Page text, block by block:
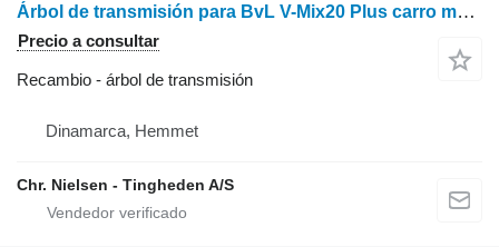
Árbol de transmisión para BvL V-Mix20 Plus carro mezclador
Precio a consultar
Recambio - árbol de transmisión
Dinamarca, Hemmet
Chr. Nielsen - Tingheden A/S